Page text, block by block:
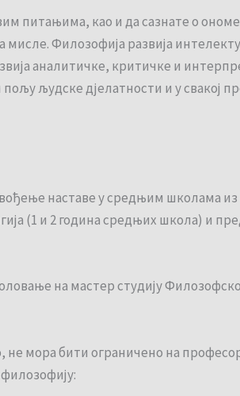
питањима, као и да сазнате о
Филозофија развија
аналитичке, критичке и
људске дјелатности и у свакој
наставе у средњим школама
(1 и 2 година средњих школа) и
на мастер студију
мора бити ограничено на